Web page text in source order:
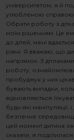
університетом, я й
улюбленою справою.
Обрати роботу з
моїм рішенням. Це
до дітей, мені
рівні. Я вважаю, що
напрямок. З
роботу,
пробуджує у них
бувають випадки,
відмовляються
будь-які
безпечне
цей момент дитина
сказати, я